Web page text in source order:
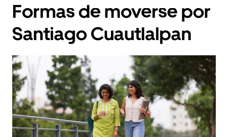
interactuar
con
el
calendario
una
fecha.
Presiona
la
tecla Esc
para
cerrar
el
calendario.
Formas de moverse por
Santiago Cuautlalpan